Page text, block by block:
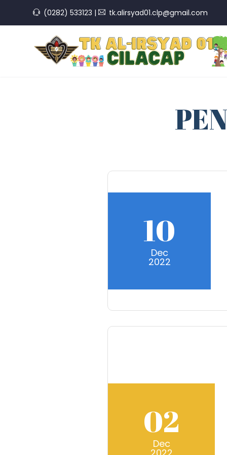
(0282) 533123 | tk.alirsyad01.clp@gmail.com
10
Dec
2022
02
Dec
2022